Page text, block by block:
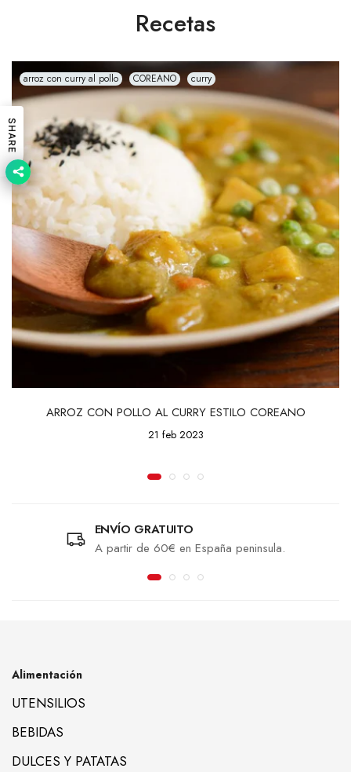
Recetas
arroz con curry al pollo COREANO curry
ARROZ CON POLLO AL CURRY ESTILO COREANO
21 feb 2023
ENVÍO GRATUITO
A partir de 60€ en España peninsula.
Alimentación
UTENSILIOS
BEBIDAS
DULCES Y PATATAS
SHARE